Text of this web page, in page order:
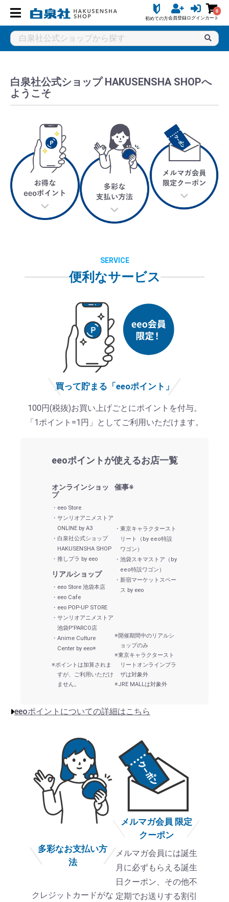
初めての方会員登録ログイン
0
カート
白泉社公式ショップ HAKUSENSHA SHOPへ
ようこそ
SERVICE
便利なサービス
買って貯まる「eeoポイント」
100円(税抜)お買い上げごとにポイントを付与。
「1ポイント=1円」としてご利用いただけます。
eeoポイントが使えるお店一覧
オンラインショッ
プ
・eeo Store
・サンリオアニメストア
ONLINE by A3
・白泉社公式ショップ
HAKUSENSHA SHOP
・推しプラ by eeo
リアルショップ
・eeo Store 池袋本店
・eeo Cafe
・eeo POP-UP STORE
・サンリオアニメストア
池袋P'PARCO店
・Anime Culture
Center by eeo※
※ポイントは加算されま
すが、ご利用いただけ
ません。
催事※
・東京キャラクタースト
リート
（by eeo特設
ワゴン）
・池袋スキマストア （by
eeo特設ワゴン）
・新宿マーケットスペー
ス by eeo
※開催期間中のリアルシ
ョップのみ
※東京キャラクタースト
リートオンラインプラ
ザは対象外
※JRE MALLは対象外
eeoポイントについての詳細はこちら
多彩なお支払い方
法
クレジットカードがな
メルマガ会員 限定
クーポン
メルマガ会員には誕生
月に必ずもらえる誕生
日クーポン、その他不
定期でお送りする割引